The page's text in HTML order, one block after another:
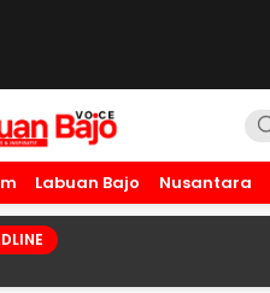
Bajo Voice
dan Inspiratif
Labuan Bajo Nusantara